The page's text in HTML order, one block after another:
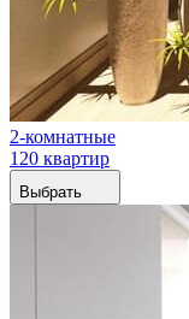
2-комнатные
120 квартир
Выбрать